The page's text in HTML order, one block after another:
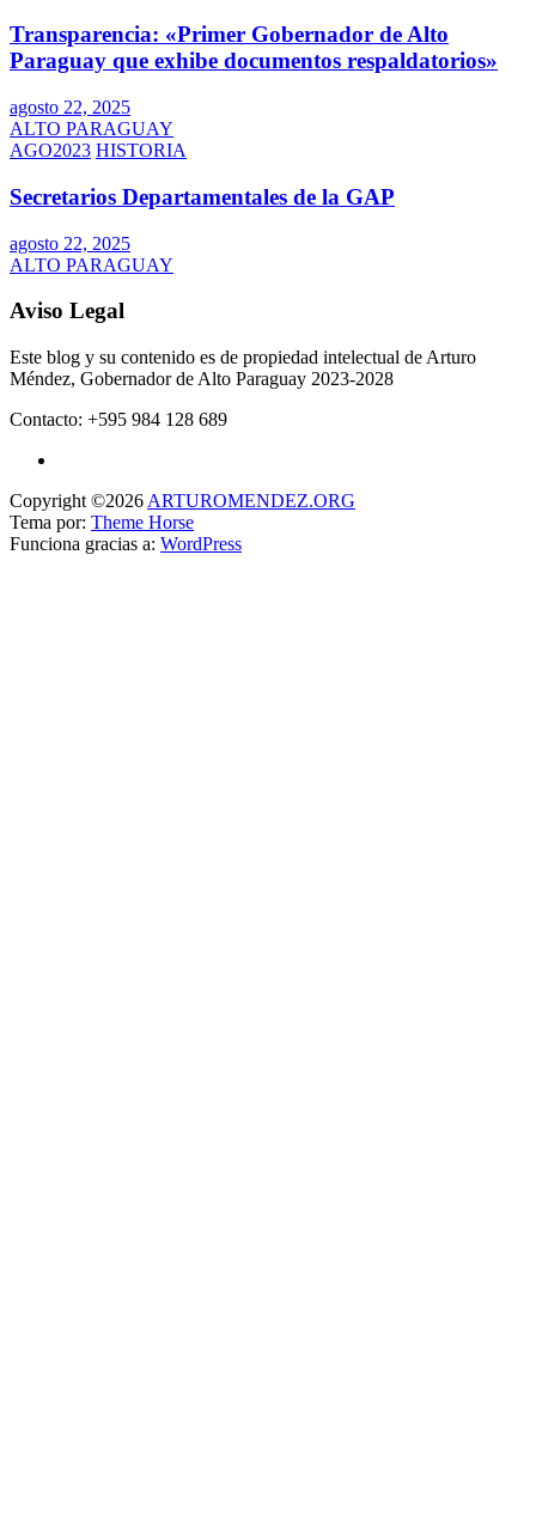
Transparencia: «Primer Gobernador de Alto
Paraguay que exhibe documentos respaldatorios»
agosto 22, 2025
ALTO PARAGUAY
AGO2023 HISTORIA
Secretarios Departamentales de la GAP
agosto 22, 2025
ALTO PARAGUAY
Aviso Legal
Este blog y su contenido es de propiedad intelectual de Arturo
Méndez, Gobernador de Alto Paraguay 2023-2028
Contacto: +595 984 128 689
Copyright ©2026 ARTUROMENDEZ.ORG
Tema por: Theme Horse
Funciona gracias a: WordPress